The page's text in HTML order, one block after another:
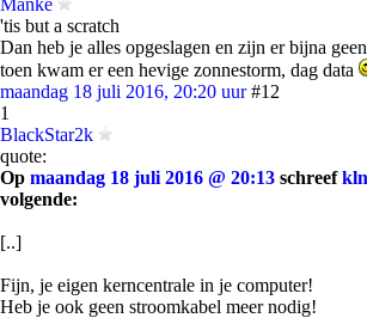
Manke
'tis but a scratch
Dan heb je alles opgeslagen en zijn er bijna
toen kwam er een hevige zonnestorm, dag data
maandag 18 juli 2016, 20:20 uur #12
1
BlackStar2k
quote:
Op maandag 18 juli 2016 @ 20:13 schreef
volgende:
[..]
Fijn, je eigen kerncentrale in je computer!
Heb je ook geen stroomkabel meer nodig!